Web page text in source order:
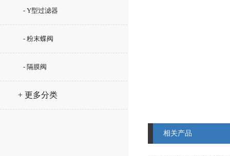
- Y型过滤器
- 粉末蝶阀
- 隔膜阀
+ 更多分类
相关产品